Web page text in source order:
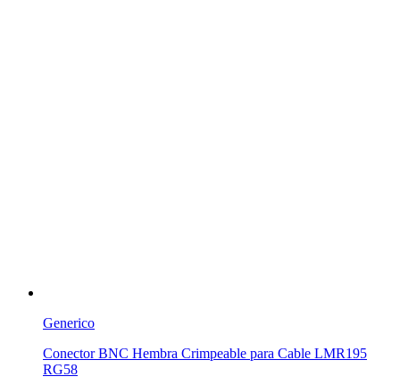
Generico
Conector BNC Hembra Crimpeable para Cable LMR195
RG58